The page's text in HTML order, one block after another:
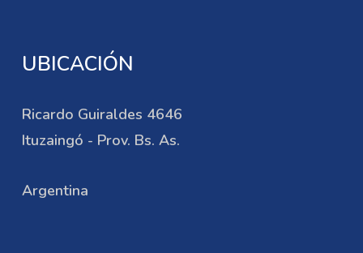
UBICACIÓN
Ricardo Guiraldes 4646
Ituzaingó - Prov. Bs. As.
Argentina